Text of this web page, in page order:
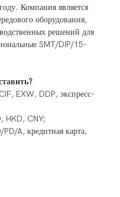
Компания является
оборудования,
решений для
SMT/DIP/15-
EXW, DDP, экспресс-
HKD, CNY;
A, кредитная карта,